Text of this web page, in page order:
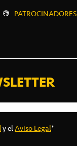
PATROCINADORES
y elAviso Legal*